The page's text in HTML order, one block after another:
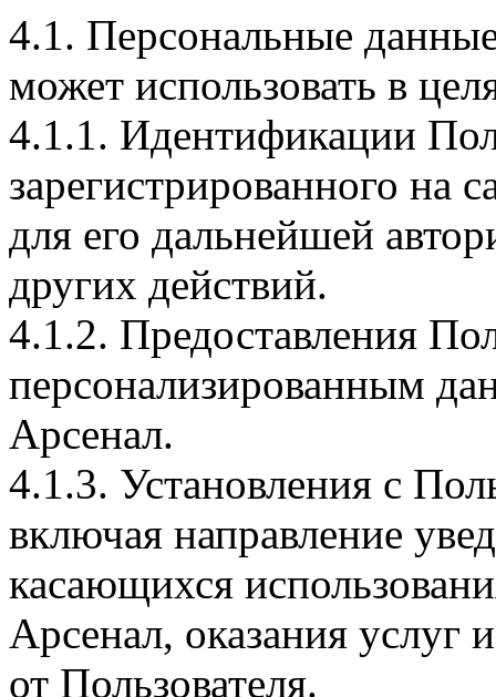
4.1. Персональные
может использовать в
4.1.1. Идентификации
зарегистрированного на
для его дальнейшей
других действий.
4.1.2. Предоставления
персонализированным
Арсенал.
4.1.3. Установления с
включая направление
касающихся
Арсенал, оказания услуг
от Пользователя.